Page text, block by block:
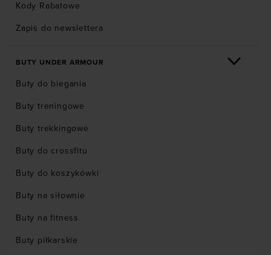
Kody Rabatowe
Zapis do newslettera
BUTY UNDER ARMOUR
Buty do biegania
Buty treningowe
Buty trekkingowe
Buty do crossfitu
Buty do koszykówki
Buty na siłownie
Buty na fitness
Buty piłkarskie